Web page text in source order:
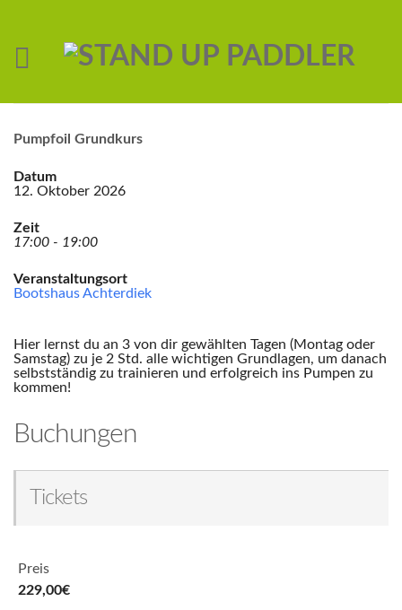
Pumpfoil Grundkurs
Datum
12. Oktober 2026
Zeit
17:00 - 19:00
Veranstaltungsort
Bootshaus Achterdiek
Hier lernst du an 3 von dir gewählten Tagen (Montag oder
Samstag) zu je 2 Std. alle wichtigen Grundlagen, um danach
selbstständig zu trainieren und erfolgreich ins Pumpen zu
kommen!
Buchungen
Tickets
Preis
229,00€